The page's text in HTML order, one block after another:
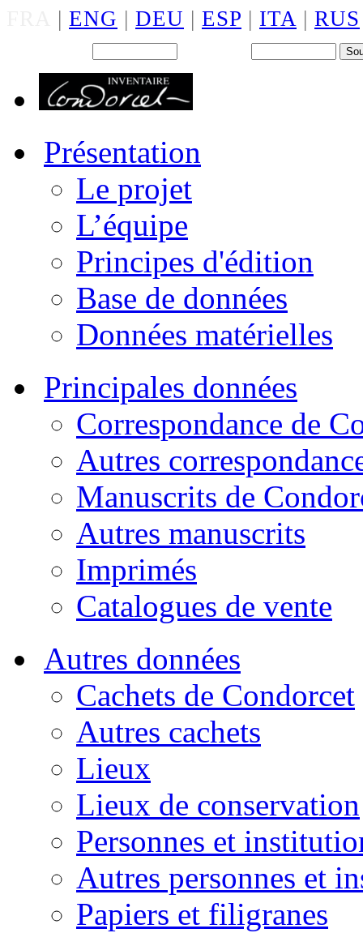
| ENG | DEU | ESP | ITA | RUS
Présentation
Le projet
L’équipe
Principes d'édition
Base de données
Données matérielles
Principales données
Correspondance de
Autres
Manuscrits de
Autres manuscrits
Imprimés
Catalogues de vente
Autres données
Cachets de Condorcet
Autres cachets
Lieux
Lieux de conservation
Personnes et
Autres personnes et
Papiers et filigranes